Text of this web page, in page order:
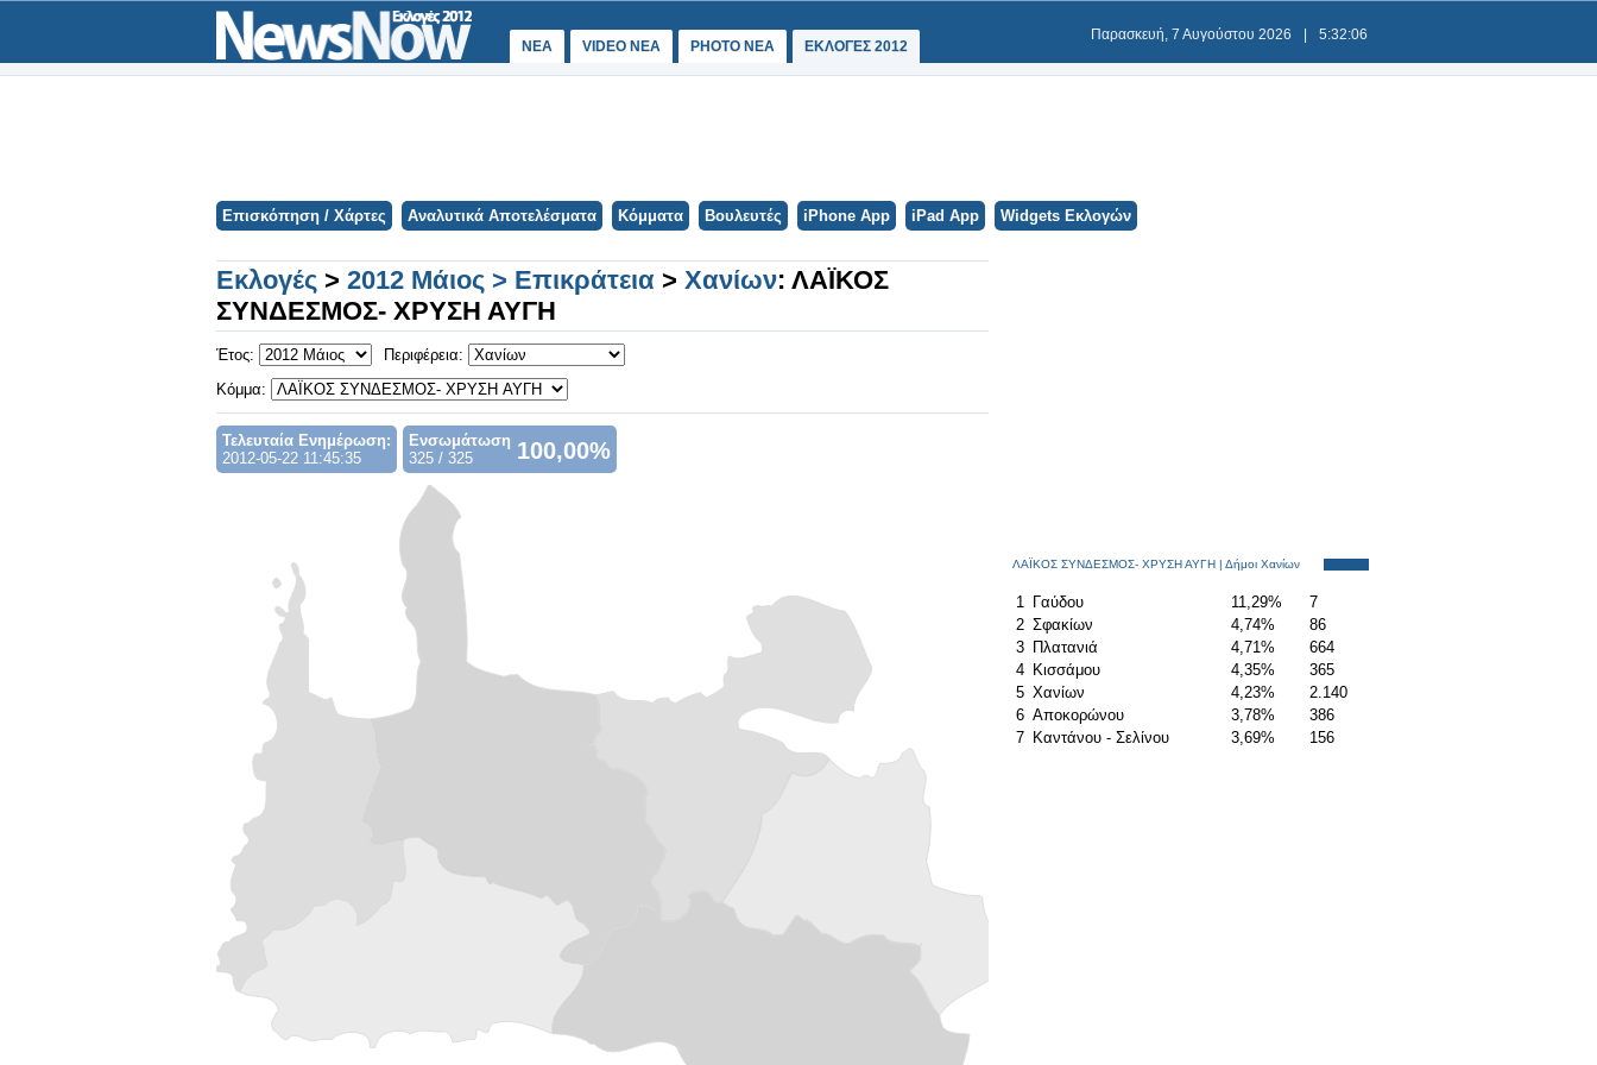
ΝΕΑ VIDEO NEA PHOTO NEA ΕΚΛΟΓΕΣ 2012
Παρασκευή, 7 Αυγούστου 2026 5:32:07
Επισκόπηση / Χάρτες Αναλυτικά Αποτελέσματα Κόμματα Βουλευτές iPhone App iPad App Widgets Εκλογών
Εκλογές > 2012 Μάιος > Επικράτεια > Χανίων: ΛΑΪΚΟΣ
ΣΥΝΔΕΣΜΟΣ- ΧΡΥΣΗ ΑΥΓΗ
Έτος:
Περιφέρεια:
Κόμμα:
Τελευταία Ενημέρωση:
2012-05-22 11:45:35
Ενσωμάτωση
325 / 325
100,00%
ΛΑΪΚΟΣ ΣΥΝΔΕΣΜΟΣ- ΧΡΥΣΗ ΑΥΓΗ | Δήμοι Χανίων
1 Γαύδου 11,29%
7
2 Σφακίων 4,74%
86
3 Πλατανιά 4,71%
664
4 Κισσάμου 4,35%
365
5 Χανίων 4,23%
2.140
6 Αποκορώνου 3,78%
386
7 Καντάνου - Σελίνου 3,69% 156